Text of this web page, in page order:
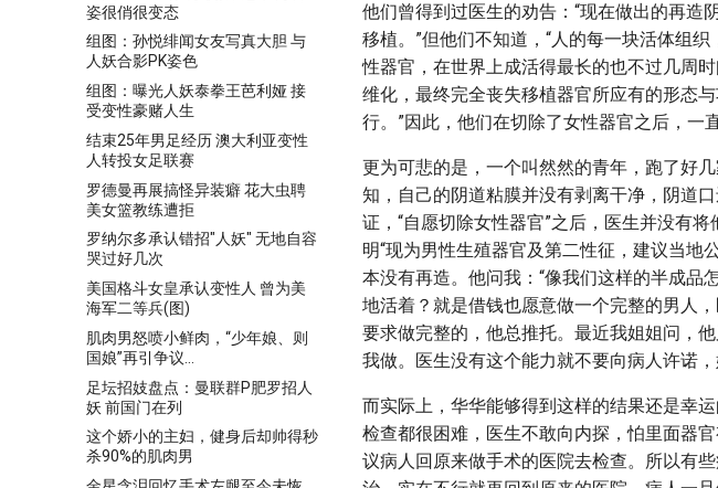
姿很俏很变态
组图：孙悦绯闻女友写真大胆 与
人妖合影PK姿色
组图：曝光人妖泰拳王芭利娅 接
受变性豪赌人生
结束25年男足经历 澳大利亚变性
人转投女足联赛
罗德曼再展搞怪异装癖 花大虫聘
美女篮教练遭拒
罗纳尔多承认错招"人妖" 无地自容
哭过好几次
美国格斗女皇承认变性人 曾为美
海军二等兵(图)
肌肉男怒喷小鲜肉，“少年娘、则
国娘”再引争议...
足坛招妓盘点：曼联群P肥罗招人
妖 前国门在列
这个娇小的主妇，健身后却帅得秒
杀90%的肌肉男
他们曾得到过医生的劝告：“现在做出的再造
移植。”但他们不知道，“人的每一块活体组
性器官，在世界上成活得最长的也不过几周
维化，最终完全丧失移植器官所应有的形态
行。”因此，他们在切除了女性器官之后，一
更为可悲的是，一个叫然然的青年，跑了好
知，自己的阴道粘膜并没有剥离干净，阴道
证，“自愿切除女性器官”之后，医生并没有
明“现为男性生殖器官及第二性征，建议当地
本没有再造。他问我：“像我们这样的半成品
地活着？就是借钱也愿意做一个完整的男人
要求做完整的，他总推托。最近我姐姐问，
我做。医生没有这个能力就不要向病人许诺
而实际上，华华能够得到这样的结果还是幸
检查都很困难，医生不敢向内探，怕里面器
议病人回原来做手术的医院去检查。所以有